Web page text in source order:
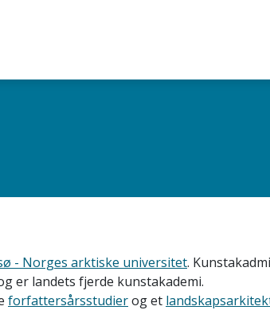
- Norges arktiske universitet.
er landets fjerde kunstakademi.
forfattersårsstudierog et